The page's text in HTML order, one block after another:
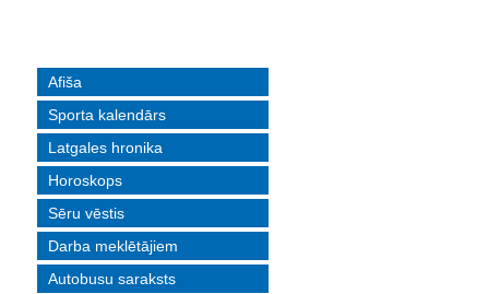
Afiša
Sporta kalendārs
Latgales hronika
Horoskops
Sēru vēstis
Darba meklētājiem
Autobusu saraksts